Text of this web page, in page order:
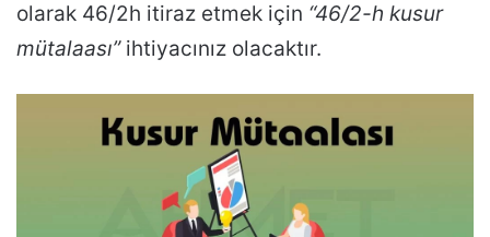
olarak 46/2h itiraz etmek için “46/2-h kusur
mütalaası”ihtiyacınız olacaktır.